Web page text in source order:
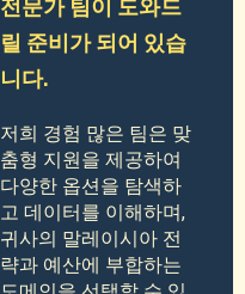
전문가 팀이 도와드
릴 준비가 되어 있습
니다.
저희 경험 많은 팀은 맞
춤형 지원을 제공하여
다양한 옵션을 탐색하
고 데이터를 이해하며,
귀사의 말레이시아 전
략과 예산에 부합하는